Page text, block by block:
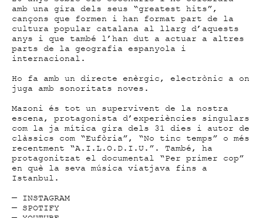
amb una gira dels seus “greatest hits”,
cançons que formen i han format part de la
cultura popular catalana al llarg d’aquests
anys i que també l’han dut a actuar a altres
parts de la geografia espanyola i
internacional.
Ho fa amb un directe enèrgic, electrònic a on
juga amb sonoritats noves.
Mazoni és tot un supervivent de la nostra
escena, protagonista d’experiències singulars
com la ja mítica gira dels 31 dies i autor de
clàssics com “Eufòria”, “No tinc temps” o més
recentment “A.I.L.O.D.I.U.”. També, ha
protagonitzat el documental “Per primer cop”
en què la seva música viatjava fins a
Istanbul.
— INSTAGRAM
— SPOTIFY